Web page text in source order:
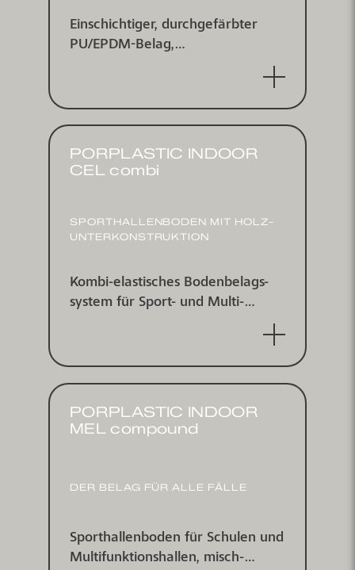
Einschichtiger, durch­ge­färbter
PU/EPDM-Belag,
PORPLASTIC INDOOR
CEL combi
SPORT­HALLEN­BODEN MIT HOLZ­
UNTER­KONSTRUKTION
Kombi-elastisches Boden­belags­
system für Sport- und Multi­
für Innen­bereiche, IHF zertifiziert
PORPLASTIC INDOOR
MEL compound
DER BELAG FÜR ALLE FÄLLE
Sport­hallen­boden für Schulen und
Multi­funktions­hallen, misch­